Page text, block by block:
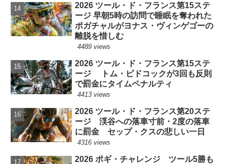
2026 ツール・ド・フランス第15ステ
ージ 早朝5時の訪問で睡眠を奪われた
ポガチャルがヨナス・ヴィンゲゴーの
離脱を惜しむ
4489 views
2026 ツール・ド・フランス第15ステ
ージ トム・ピドコックが3回も反則
で罰金にタイムペナルティ
4413 views
2026 ツール・ド・フランス第20ステ
ージ 渓谷への落車寸前・2度の落車
に罰金 セップ・クスの悲しい一日
4316 views
2026 ポギ・チャレンジ ツール5勝も